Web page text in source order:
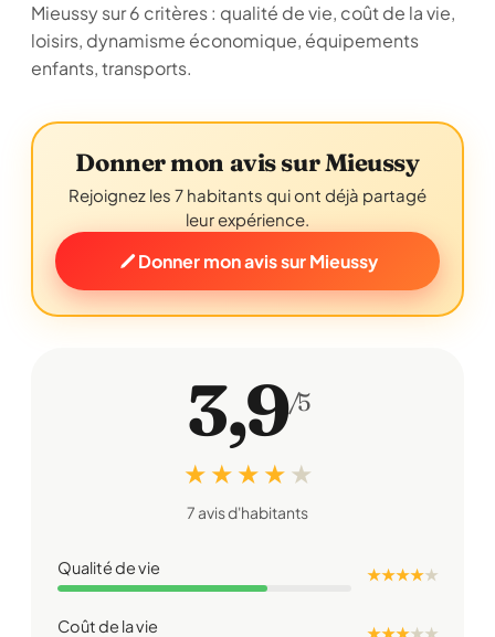
Mieussy sur 6 critères : qualité de vie, coût de la vie,
loisirs, dynamisme économique, équipements
enfants, transports.
Donner mon avis sur Mieussy
Rejoignez les 7 habitants qui ont déjà partagé
leur expérience.
Donner mon avis sur Mieussy
3,9/5
★ ★ ★ ★ ★
7 avis d'habitants
Qualité de vie ★ ★ ★ ★★
Coût de la vie ★ ★ ★★★